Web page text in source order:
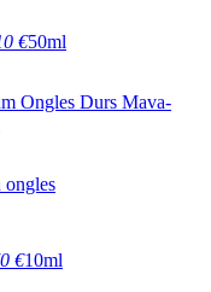
€50ml
Ongles Durs Mava-
ongles
€10ml